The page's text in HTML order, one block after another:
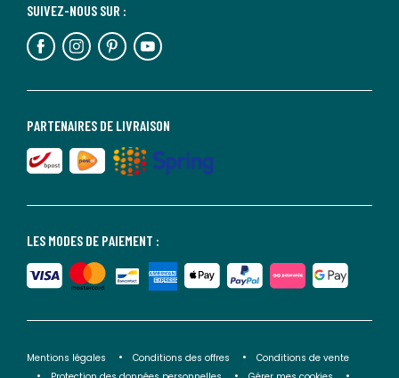
LES MODES DE PAIEMENT :
PARTENAIRES DE LIVRAISON
SUIVEZ-NOUS SUR :
Mentions légales Conditions des offres
Conditions de vente